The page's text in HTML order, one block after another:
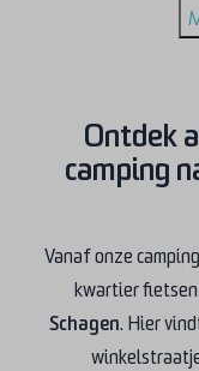
Ontdek
camping
Vanaf onze
kwartier
Schagen. Hier